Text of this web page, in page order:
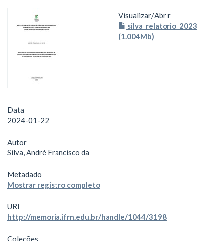
Visualizar/Abrir
silva_relatorio_2023
(1.004Mb)
Data
2024-01-22
Autor
Silva, André Francisco da
Metadado
Mostrar registro completo
URI
http://memoria.ifrn.edu.br/handle/1044/3198
Coleções